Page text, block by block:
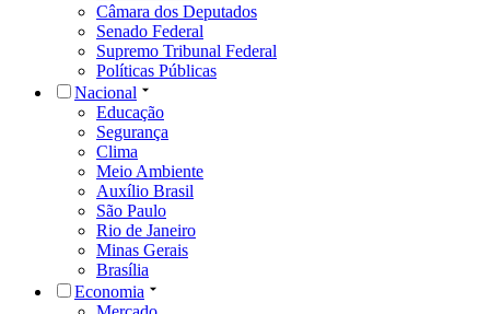
Câmara dos Deputados
Senado Federal
Supremo Tribunal Federal
Políticas Públicas
Nacional
Educação
Segurança
Clima
Meio Ambiente
Auxílio Brasil
São Paulo
Rio de Janeiro
Minas Gerais
Brasília
Economia